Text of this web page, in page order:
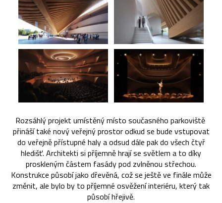
Rozsáhlý projekt umístěný místo současného parkoviště
přináší také nový veřejný prostor odkud se bude vstupovat
do veřejně přístupné haly a odsud dále pak do všech čtyř
hledišť. Architekti si příjemně hrají se světlem a to díky
proskleným částem fasády pod zvlněnou střechou.
Konstrukce působí jako dřevěná, což se ještě ve finále může
změnit, ale bylo by to příjemné osvěžení interiéru, který tak
působí hřejivě.